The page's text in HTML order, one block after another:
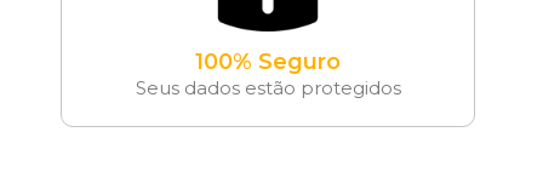
100% Seguro
Seus dados estão protegidos